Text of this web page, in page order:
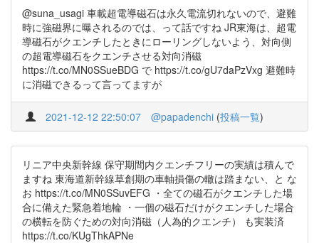
@suna_usagi 車載超電導磁石は永久電流切れないので、避難
時に強磁界に曝されるのでは、って話ですね JR東海は、超電
導磁石がクエンチしたときにローリングしないよう、対向側
の超電導磁石をクエンチさせる対向消磁
https://t.co/MN0SSueBDG で https://t.co/gU7daPzVxg 避難時
に消磁できるって言ってますが
2021-12-12 22:50:07 @papadenchi (投稿一覧)
リニア中央新幹線 保守期間内クエンチフリーの実績は積んで
ますね 東海道新幹線草創期の車軸損傷の轍は踏まない、と な
お https://t.co/MN0SSuvEFG ・全ての磁石がクエンチした場
合に備えた緊急着地輪 ・一個の磁石だけがクエンチした場合
の横転を防ぐための対向消磁（人為的クエンチ） も実装済
https://t.co/KUgThkAPNe